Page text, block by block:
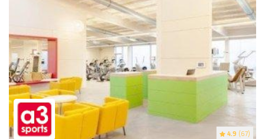
4.9 (67)